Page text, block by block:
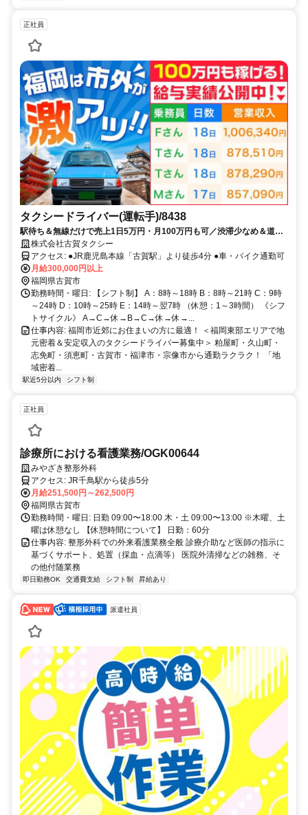
正社員
タクシードライバー(運転手)/8438
駅待ち＆無線だけで売上1日5万円・月100万円も可／渋滞少なめ＆道が
覚えやすいエリア
株式会社古賀タクシー
アクセス: ●JR鹿児島本線「古賀駅」より徒歩4分 ●車・バイク通勤可
月給300,000円以上
福岡県古賀市
勤務時間・曜日: 【シフト制】 A：8時～18時 B：8時～21時 C：9時
～24時 D：10時～25時 E：14時～翌7時 （休憩：1～3時間） 《シフ
トサイクル》 A→C→休→B→C→休→休→...
仕事内容: 福岡市近郊にお住まいの方に最適！ ＜福岡東部エリアで地
元密着＆安定収入のタクシードライバー募集中＞ 粕屋町・久山町・
志免町・須恵町・古賀市・福津市・宗像市から通勤ラクラク！ 「地
域密着...
駅近5分以内 シフト制
正社員
診療所における看護業務/OGK00644
みやざき整形外科
アクセス: JR千鳥駅から徒歩5分
月給251,500円～262,500円
福岡県古賀市
勤務時間・曜日: 日勤 09:00〜18:00 木・土 09:00〜13:00 ※木曜、土
曜は休憩なし 【休憩時間について】 日勤：60分
仕事内容: 整形外科での外来看護業務全般 診療介助など医師の指示に
基づくサポート、処置（採血・点滴等） 医院外清掃などの雑務、そ
の他付随業務
即日勤務OK 交通費支給 シフト制 昇給あり
派遣社員